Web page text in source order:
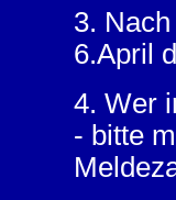
3.
6.April
4. Wer
- bitte